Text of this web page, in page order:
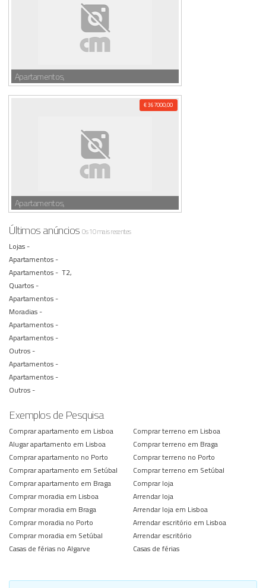
Apartamentos,
€ 367000,00
Apartamentos,
Últimos anúnciosOs 10 mais recentes
Lojas -
Apartamentos -
Apartamentos - T2,
Quartos -
Apartamentos -
Moradias -
Apartamentos -
Apartamentos -
Outros -
Apartamentos -
Apartamentos -
Outros -
Exemplos de Pesquisa
Comprar apartamento em Lisboa
Alugar apartamento em Lisboa
Comprar apartamento no Porto
Comprar apartamento em Setúbal
Comprar apartamento em Braga
Comprar moradia em Lisboa
Comprar moradia em Braga
Comprar moradia no Porto
Comprar moradia em Setúbal
Casas de férias no Algarve
Comprar terreno em Lisboa
Comprar terreno em Braga
Comprar terreno no Porto
Comprar terreno em Setúbal
Comprar loja
Arrendar loja
Arrendar loja em Lisboa
Arrendar escritório em Lisboa
Arrendar escritório
Casas de férias